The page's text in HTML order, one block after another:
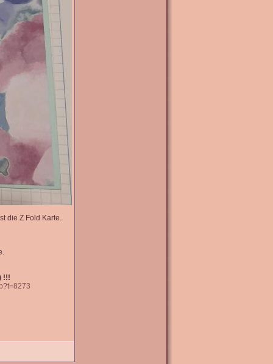
die Z Fold Karte.
!!!